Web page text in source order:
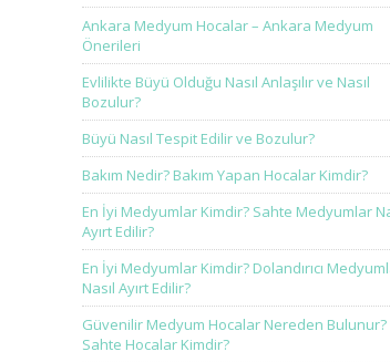
Ankara Medyum Hocalar – Ankara Medyum
Önerileri
Evlilikte Büyü Olduğu Nasıl Anlaşılır ve Nasıl
Bozulur?
Büyü Nasıl Tespit Edilir ve Bozulur?
Bakım Nedir? Bakım Yapan Hocalar Kimdir?
En İyi Medyumlar Kimdir? Sahte Medyumlar
Ayırt Edilir?
En İyi Medyumlar Kimdir? Dolandırıcı
Nasıl Ayırt Edilir?
Güvenilir Medyum Hocalar Nereden Bulunur?
Sahte Hocalar Kimdir?